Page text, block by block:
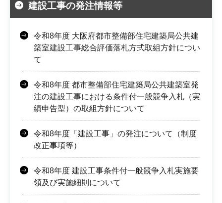
建設工事の発注情報等
令和8年度 大阪府都市整備部住宅建築局公共建
築室建設工事総合評価落札方式取組方針につい
て
令和8年度 都市整備部住宅建築局公共建築室発
注の建設工事における条件付一般競争入札（実
績申告型）の取組方針について
令和8年度「建設工事」の発注について（制度
改正事項等）
令和8年度 建設工事条件付一般競争入札実施要
領及び実施細則について